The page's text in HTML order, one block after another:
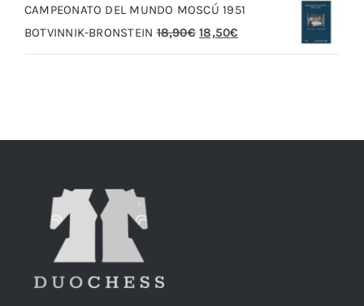
era:
20,00€.
CAMPEONATO DEL MUNDO MOSCÚ 1951
BOTVINNIK-BRONSTEIN 18,90€ El
18,50€